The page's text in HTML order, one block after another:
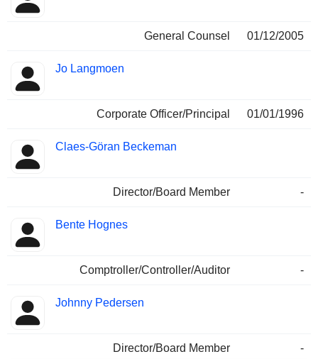
General Counsel 01/12/2005
Jo Langmoen
Corporate Officer/Principal 01/01/1996
Claes-Göran Beckeman
Director/Board Member -
Bente Hognes
Comptroller/Controller/Auditor -
Johnny Pedersen
Director/Board Member
-